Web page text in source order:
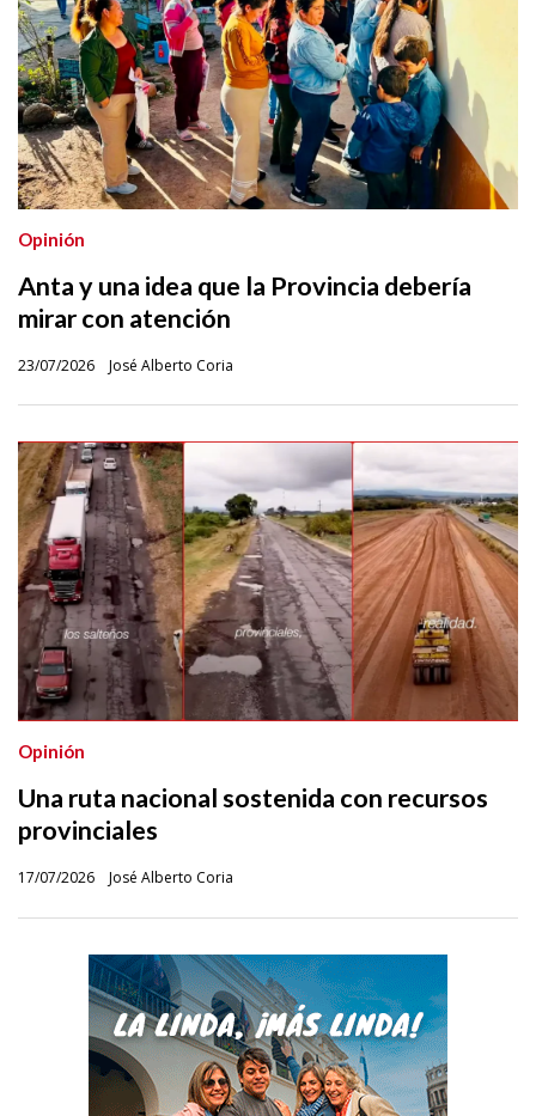
Anta y una idea que la Provincia debería
mirar con atención
José Alberto Coria
Opinión
23/07/2026
Una ruta nacional sostenida con recursos
provinciales
José Alberto Coria
Opinión
17/07/2026